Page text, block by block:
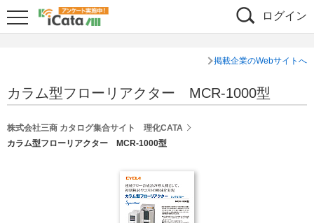
ログイン
掲載企業のWebサイトへ
カラム型フローリアクター MCR-1000型
株式会社三商 カタログ集合サイト 理化CATA
カラム型フローリアクター MCR-1000型